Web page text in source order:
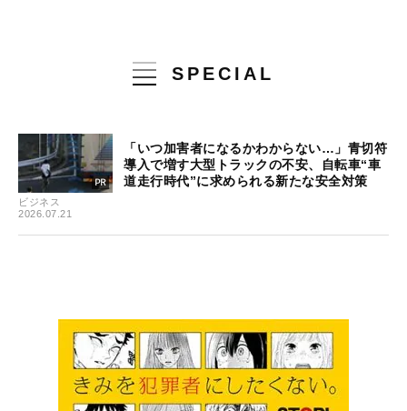
SPECIAL
ビジネス
2026.07.21
「いつ加害者になるかわからない…」青切符
導入で増す大型トラックの不安、自転車“車
道走行時代”に求められる新たな安全対策